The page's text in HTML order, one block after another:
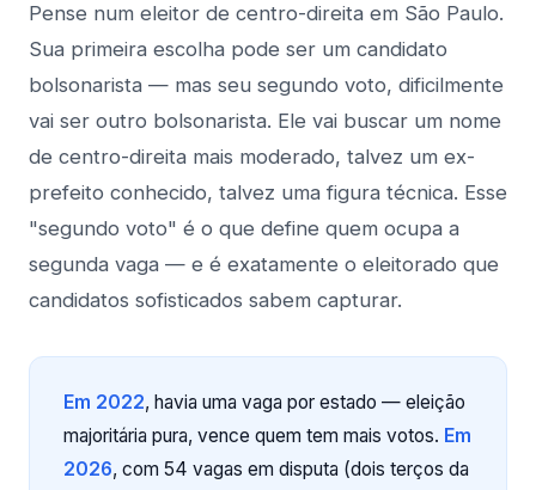
Pense num eleitor de centro-direita em São Paulo.
Sua primeira escolha pode ser um candidato
bolsonarista — mas seu segundo voto, dificilmente
vai ser outro bolsonarista. Ele vai buscar um nome
de centro-direita mais moderado, talvez um ex-
prefeito conhecido, talvez uma figura técnica. Esse
"segundo voto" é o que define quem ocupa a
segunda vaga — e é exatamente o eleitorado que
candidatos sofisticados sabem capturar.
Em 2022, havia uma vaga por estado — eleição
majoritária pura, vence quem tem mais votos. Em
2026, com 54 vagas em disputa (dois terços da